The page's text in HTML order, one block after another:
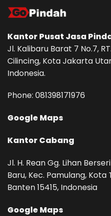
Kantor Pusat Jasa
Jl. Kalibaru Barat 7 No.7,
Cilincing, Kota Jakarta
Indonesia.
Phone: ‪081398171976‬
Google Maps
Kantor Cabang
Jl. H. Rean Gg. Lihan
Baru, Kec. Pamulang,
Banten 15415, Indonesia
Google Maps